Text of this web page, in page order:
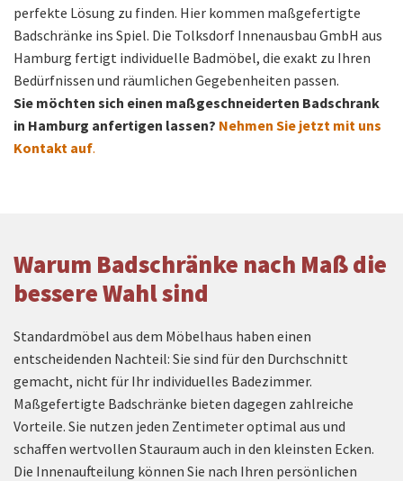
perfekte Lösung zu finden. Hier kommen maßgefertigte
Badschränke ins Spiel. Die Tolksdorf Innenausbau GmbH aus
Hamburg fertigt individuelle Badmöbel, die exakt zu Ihren
Bedürfnissen und räumlichen Gegebenheiten passen.
Sie möchten sich einen maßgeschneiderten Badschrank
in Hamburg anfertigen lassen? Nehmen Sie jetzt mit uns
Kontakt auf.
Warum Badschränke nach Maß die
bessere Wahl sind
Standardmöbel aus dem Möbelhaus haben einen
entscheidenden Nachteil: Sie sind für den Durchschnitt
gemacht, nicht für Ihr individuelles Badezimmer.
Maßgefertigte Badschränke bieten dagegen zahlreiche
Vorteile. Sie nutzen jeden Zentimeter optimal aus und
schaffen wertvollen Stauraum auch in den kleinsten Ecken.
Die Innenaufteilung können Sie nach Ihren persönlichen